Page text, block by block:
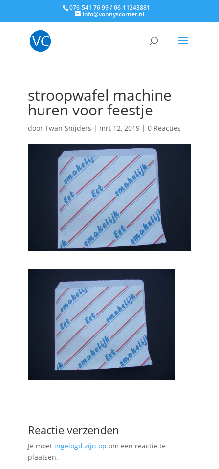
076-541 76 99 / 06-11243881
info@vonnyscorner.nl
stroopwafel machine
huren voor feestje
door Twan Snijders | mrt 12, 2019| 0 Reacties
Reactie verzenden
Je moet ingelogd zijn op om een reactie te
plaatsen.